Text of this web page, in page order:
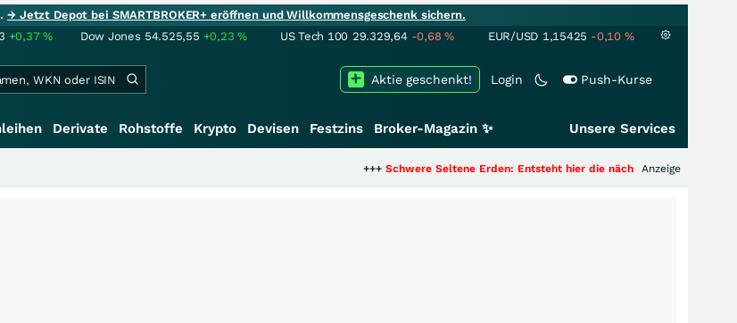
→ Jetzt Depot bei SMARTBROKER+ eröffnen und Willkommensgeschenk sichern.
+0,37% Dow Jones 54.525,55 +0,23% US Tech 100 29.329,64 -0,68% EUR/USD 1,15425 -0,10 %
Login Push-Kurse
Aktie geschenkt!
Derivate Rohstoffe Krypto Devisen Festzins Broker-Magazin ✨ Unsere Services
Schwere Seltene Erden: Entsteht hier die nächste Milliardenstory?+++
Anzeige